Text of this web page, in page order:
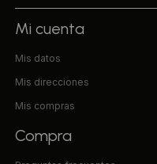
Mi cuenta
Mis datos
Mis direcciones
Mis compras
Compra